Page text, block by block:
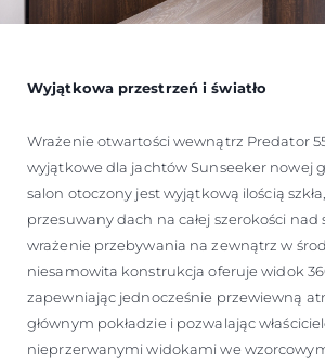
Wyjątkowa przestrzeń i światło
Wrażenie otwartości wewnątrz Predator
wyjątkowe dla jachtów Sunseeker nowej
salon otoczony jest wyjątkową ilością
przesuwany dach na całej szerokości nad
wrażenie przebywania na zewnątrz w
niesamowita konstrukcja oferuje widok
zapewniając jednocześnie przewiewną
głównym pokładzie i pozwalając
nieprzerwanymi widokami we